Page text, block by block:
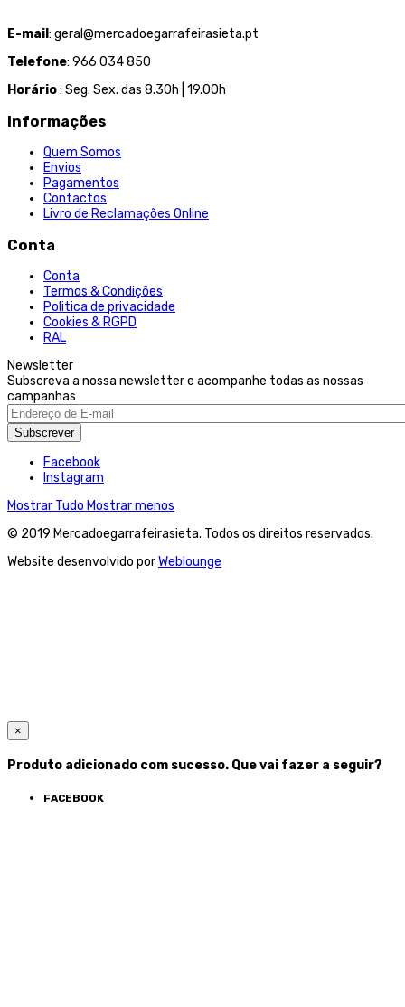
E-mail: geral@mercadoegarrafeirasieta.pt
Telefone: 966 034 850
Horário: Seg. Sex. das 8.30h | 19.00h
Informações
Quem Somos
Envios
Pagamentos
Contactos
Livro de Reclamações Online
Conta
Conta
Termos & Condições
Politica de privacidade
Cookies & RGPD
RAL
Newsletter
Subscreva a nossa newsletter e acompanhe todas as nossas
campanhas
Subscrever
Facebook
Instagram
Mostrar Tudo Mostrar menos
© 2019 Mercadoegarrafeirasieta. Todos os direitos reservados.
Website desenvolvido porWeblounge
×
Produto adicionado com sucesso. Que vai fazer a seguir?
FACEBOOK